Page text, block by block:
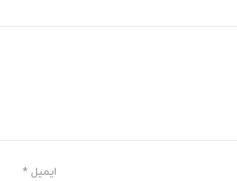
ایمیل*